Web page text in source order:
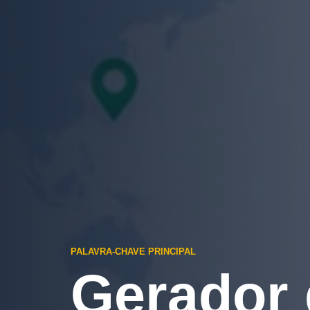
PALAVRA-CHAVE PRINCIPAL
Gerador